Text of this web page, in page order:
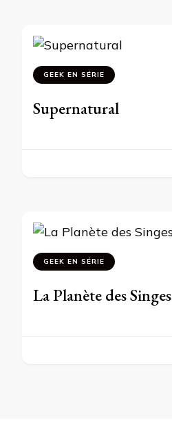
GEEK EN SÉRIE
Supernatural
GEEK EN SÉRIE
La Planète des Singes